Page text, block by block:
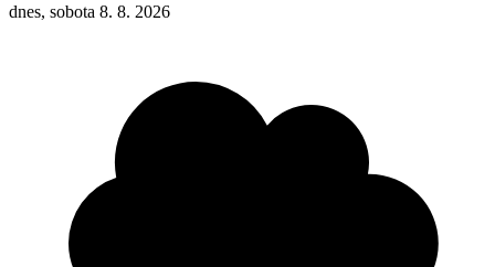
dnes, sobota 8. 8. 2026